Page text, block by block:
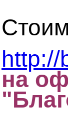
на